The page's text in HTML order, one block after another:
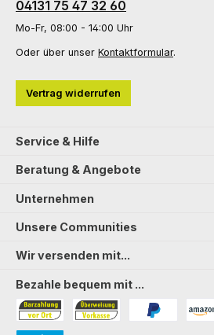
04131 75 47 32 60
Mo-Fr, 08:00 - 14:00 Uhr
Oder über unser Kontaktformular.
Vertrag widerrufen
Service & Hilfe
Beratung & Angebote
Unternehmen
Unsere Communities
Wir versenden mit...
Bezahle bequem mit ...
Bezahlung in der Filiale